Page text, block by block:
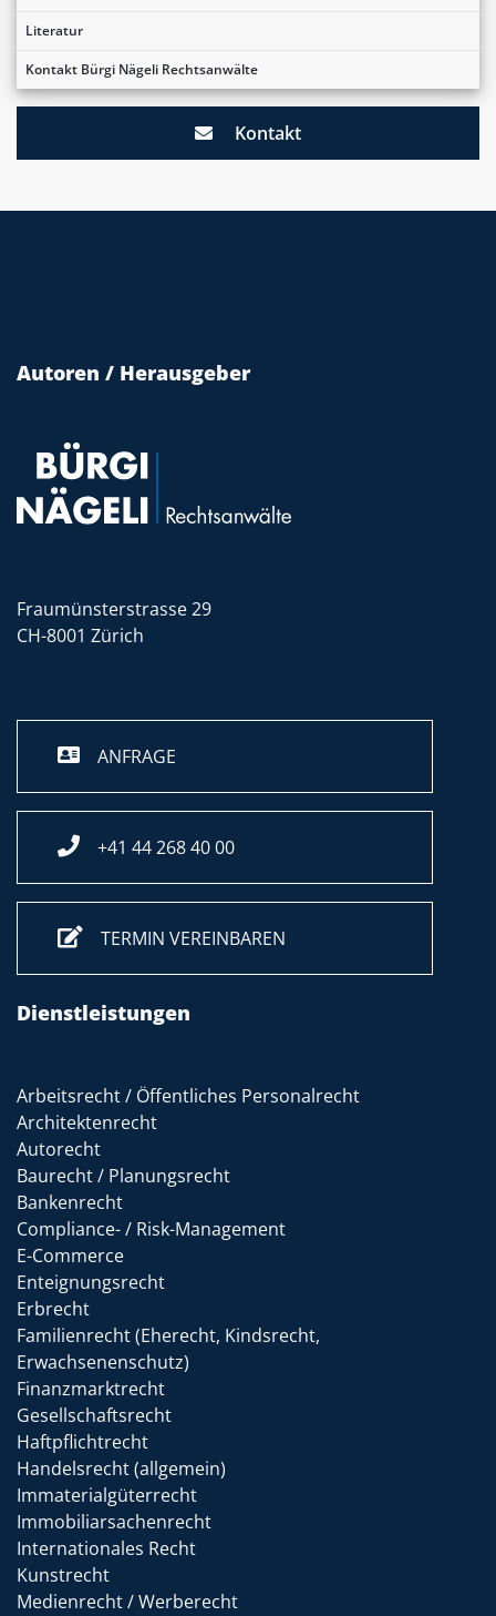
Literatur
Kontakt Bürgi Nägeli Rechtsanwälte
Kontakt
Autoren / Herausgeber
Fraumünsterstrasse 29
CH-8001 Zürich
ANFRAGE
+41 44 268 40 00
TERMIN VEREINBAREN
Dienstleistungen
Arbeitsrecht / Öffentliches Personalrecht
Architektenrecht
Autorecht
Baurecht / Planungsrecht
Bankenrecht
Compliance- / Risk-Management
E-Commerce
Enteignungsrecht
Erbrecht
Familienrecht (Eherecht, Kindsrecht,
Erwachsenenschutz)
Finanzmarktrecht
Gesellschaftsrecht
Haftpflichtrecht
Handelsrecht (allgemein)
Immaterialgüterrecht
Immobiliarsachenrecht
Internationales Recht
Kunstrecht
Medienrecht / Werberecht